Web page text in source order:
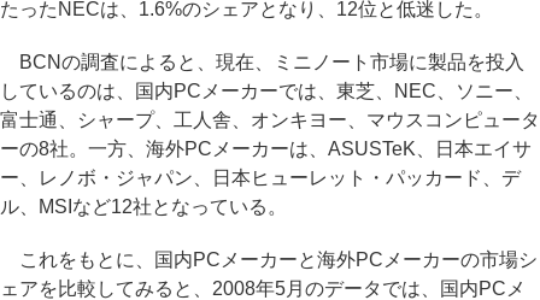
たったNECは、1.6%のシェアとなり、12位と低迷した。
BCNの調査によると、現在、ミニノート市場に製品を投入
しているのは、国内PCメーカーでは、東芝、NEC、ソニー、
富士通、シャープ、工人舎、オンキヨー、マウスコンピュータ
ーの8社。一方、海外PCメーカーは、ASUSTeK、日本エイサ
ー、レノボ・ジャパン、日本ヒューレット・パッカード、デ
ル、MSIなど12社となっている。
これをもとに、国内PCメーカーと海外PCメーカーの市場シ
ェアを比較してみると、2008年5月のデータでは、国内PCメ